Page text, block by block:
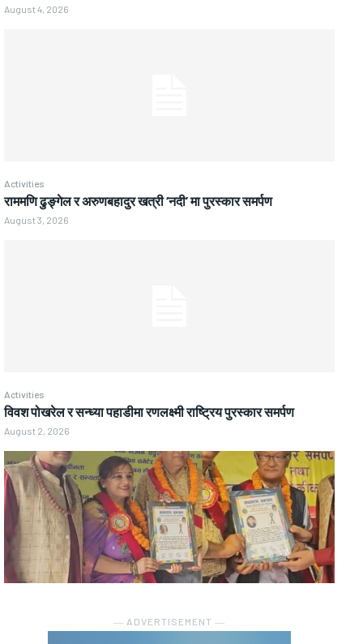
August 4, 2026
Activities
राममणि ढुङ्गेल र अरुणबहादुर खत्री ‘नदी’ मा पुरस्कार समर्पण
August 3, 2026
Activities
विवश पोखरेल र सन्ध्या पहाडीमा रणलक्ष्मी राष्ट्रिय पुरस्कार समर्पण
August 2, 2026
― ADVERTISEMENT ―